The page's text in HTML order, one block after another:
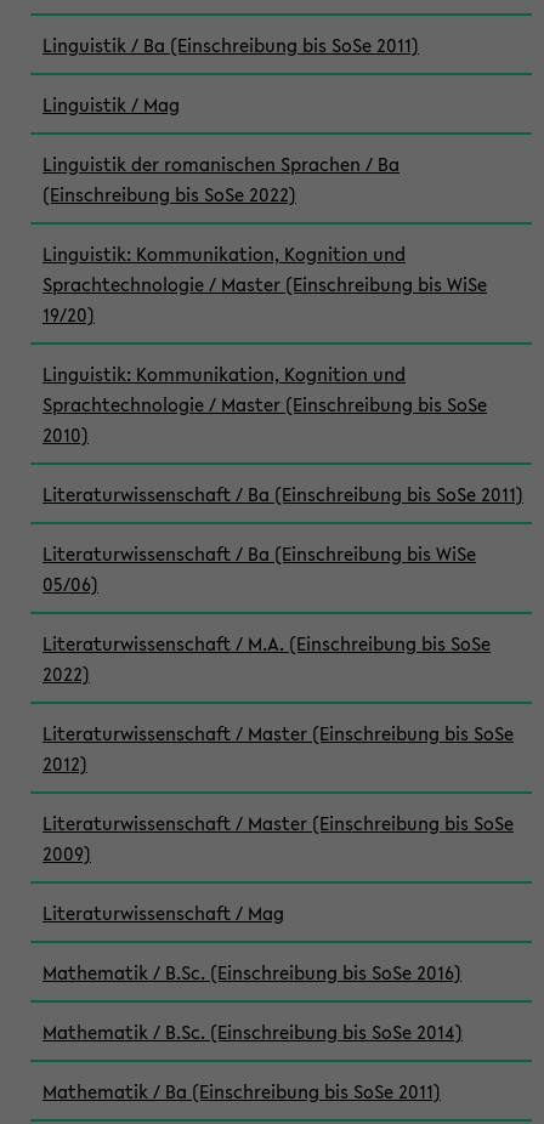
Linguistik / Ba (Einschreibung bis SoSe 2011)
Linguistik / Mag
Linguistik der romanischen Sprachen / Ba
(Einschreibung bis SoSe 2022)
Linguistik: Kommunikation, Kognition und
Sprachtechnologie / Master (Einschreibung bis WiSe
19/20)
Linguistik: Kommunikation, Kognition und
Sprachtechnologie / Master (Einschreibung bis SoSe
2010)
Literaturwissenschaft / Ba (Einschreibung bis SoSe 2011)
Literaturwissenschaft / Ba (Einschreibung bis WiSe
05/06)
Literaturwissenschaft / M.A. (Einschreibung bis SoSe
2022)
Literaturwissenschaft / Master (Einschreibung bis SoSe
2012)
Literaturwissenschaft / Master (Einschreibung bis SoSe
2009)
Literaturwissenschaft / Mag
Mathematik / B.Sc. (Einschreibung bis SoSe 2016)
Mathematik / B.Sc. (Einschreibung bis SoSe 2014)
Mathematik / Ba (Einschreibung bis SoSe 2011)